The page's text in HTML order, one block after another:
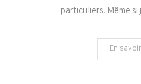
particuliers. Même
En